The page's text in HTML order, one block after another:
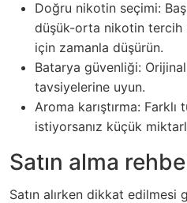
Doğru nikotin seçimi:
düşük-orta nikotin tercih
için zamanla düşürün.
Batarya güvenliği:
tavsiyelerine uyun.
Aroma karıştırma: Farklı
istiyorsanız küçük
Satın alma
Satın alırken dikkat edilmesi